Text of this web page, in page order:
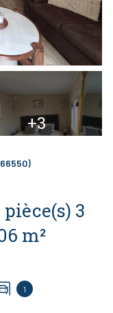
+3
chambre(s) 93.06 m²
1